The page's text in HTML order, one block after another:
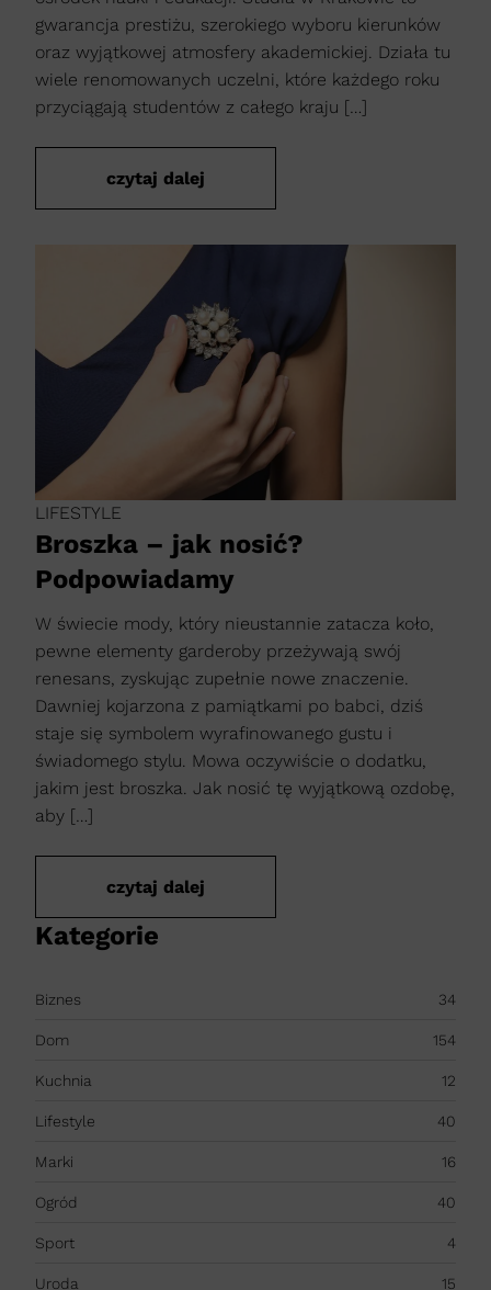
gwarancja prestiżu, szerokiego wyboru kierunków
oraz wyjątkowej atmosfery akademickiej. Działa tu
wiele renomowanych uczelni, które każdego roku
przyciągają studentów z całego kraju […]
czytaj dalej
LIFESTYLE
Broszka – jak nosić?
Podpowiadamy
W świecie mody, który nieustannie zatacza koło,
pewne elementy garderoby przeżywają swój
renesans, zyskując zupełnie nowe znaczenie.
Dawniej kojarzona z pamiątkami po babci, dziś
staje się symbolem wyrafinowanego gustu i
świadomego stylu. Mowa oczywiście o dodatku,
jakim jest broszka. Jak nosić tę wyjątkową ozdobę,
aby […]
czytaj dalej
Kategorie
Biznes 34
Dom 154
Kuchnia 12
Lifestyle 40
Marki 16
Ogród 40
Sport 4
Uroda 15